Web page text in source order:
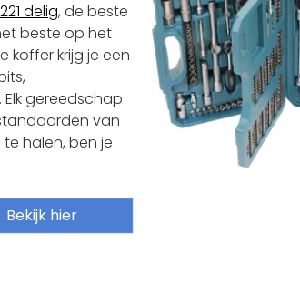
delig, de beste
beste op het
koffer krijg je een
gereedschap
van
halen, ben je
Bekijk hier